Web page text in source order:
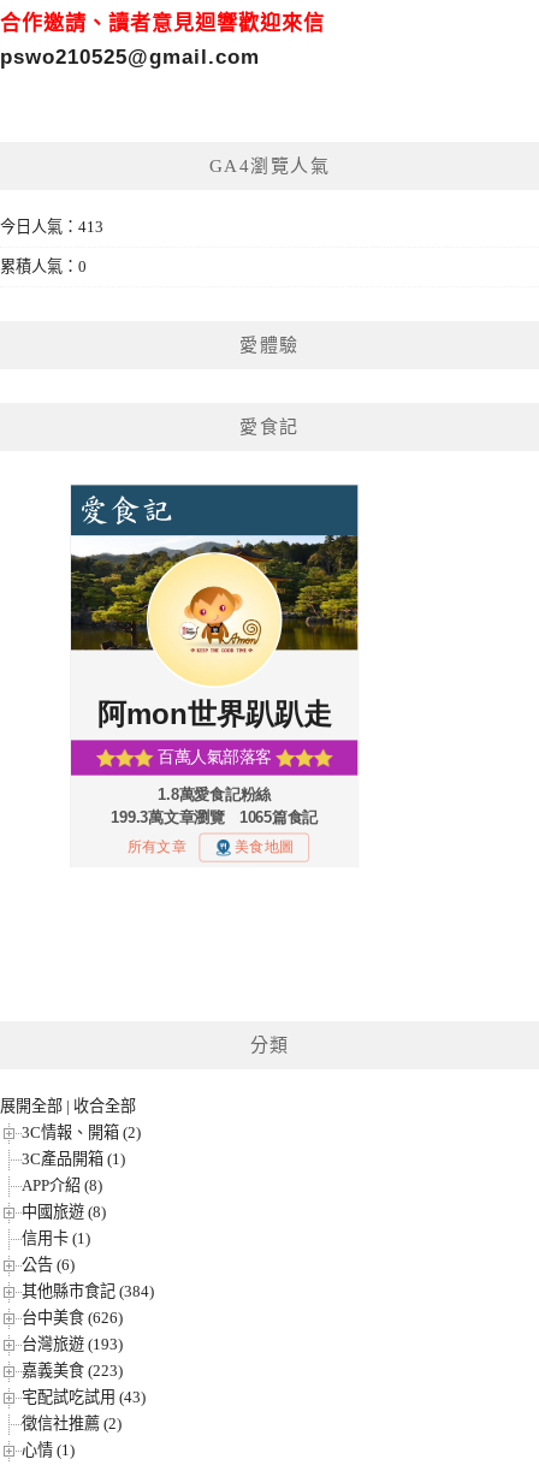
合作邀請、讀者意見迴響歡迎來信
pswo210525@gmail.com
GA4瀏覽人氣
今日人氣：413
累積人氣：0
愛體驗
愛食記
分類
展開全部 | 收合全部
3C情報、開箱 (2)
3C產品開箱 (1)
APP介紹 (8)
中國旅遊 (8)
信用卡 (1)
公告 (6)
其他縣市食記 (384)
台中美食 (626)
台灣旅遊 (193)
嘉義美食 (223)
宅配試吃試用 (43)
徵信社推薦 (2)
心情 (1)